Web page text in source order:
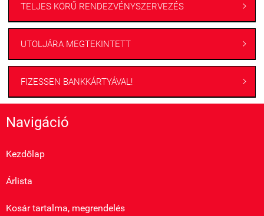
TELJES KÖRŰ RENDEZVÉNYSZERVEZÉS 
UTOLJÁRA MEGTEKINTETT 
FIZESSEN BANKKÁRTYÁVAL! 
Navigáció
Kezdőlap
Árlista
Kosár tartalma, megrendelés